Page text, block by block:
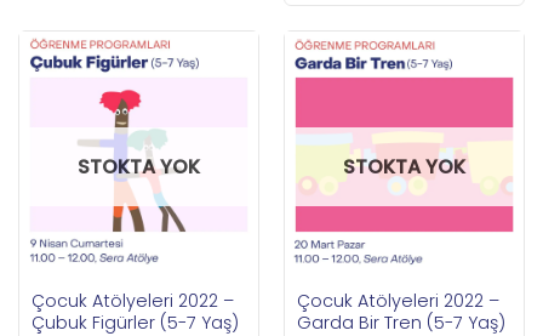
STOKTA YOK
Çocuk Atölyeleri 2022 –
Çubuk Figürler (5-7 Yaş)
STOKTA YOK
Çocuk Atölyeleri 2022 –
Garda Bir Tren (5-7 Yaş)